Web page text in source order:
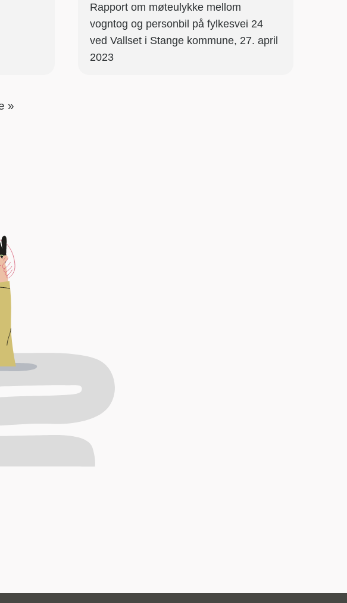
Rapport om møteulykke mellom
vogntog og personbil på fylkesvei 24
ved Vallset i Stange kommune, 27. april
2023
»